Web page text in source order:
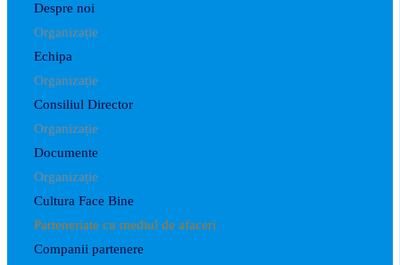
Despre noi
Organizație
Echipa
Organizație
Consiliul Director
Organizație
Documente
Organizație
Cultura Face Bine
Parteneriate cu mediul de afaceri
Companii partenere